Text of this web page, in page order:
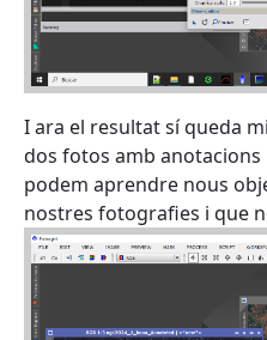
I ara el resultat sí queda
dos fotos amb
podem aprendre nous
nostres fotografies i que